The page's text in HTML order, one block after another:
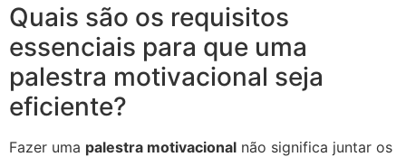
Quais são os requisitos
essenciais para que uma
palestra motivacional seja
eficiente?
Fazer uma palestra motivacional não significa juntar os